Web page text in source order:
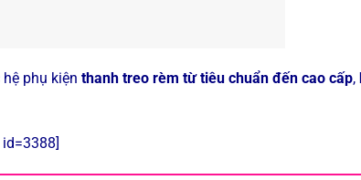
phụ kiện thanh treo rèm từ tiêu chuẩn đến cao cấp,
id=3388]